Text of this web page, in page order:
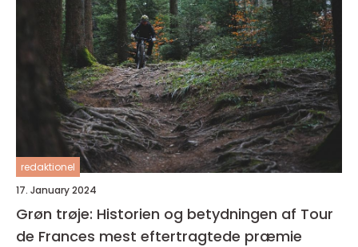
redaktionel
17. January 2024
Grøn trøje: Historien og betydningen af Tour
de Frances mest eftertragtede præmie